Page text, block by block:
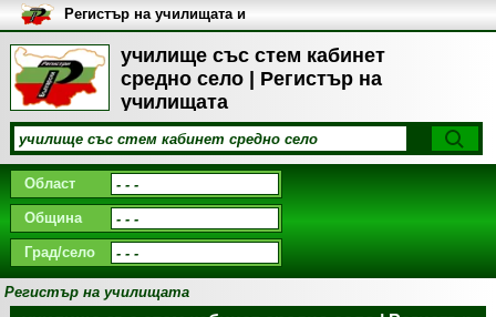
училище със стем кабинет
средно село | Регистър на
училищата
Регистър на училищата и
университетите в България
Област
Община
Град/село
Регистър на училищата